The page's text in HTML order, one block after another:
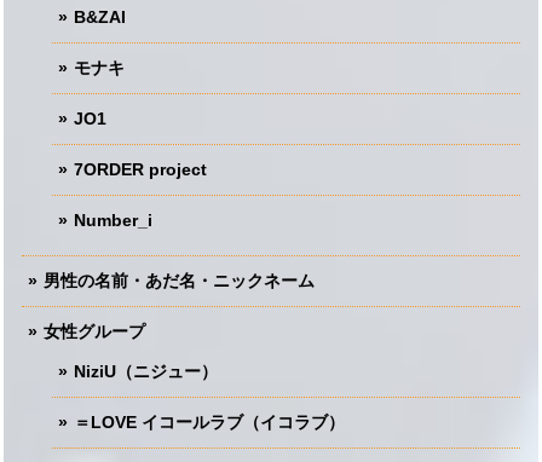
B&ZAI
モナキ
JO1
7ORDER project
Number_i
男性の名前・あだ名・ニックネーム
女性グループ
NiziU（ニジュー）
＝LOVE イコールラブ（イコラブ）